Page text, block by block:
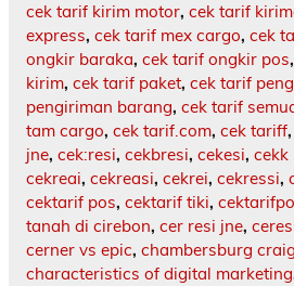
cek tarif kirim motor, cek tarif
express, cek tarif mex cargo, cek
ongkir baraka, cek tarif ongkir pos,
kirim, cek tarif paket, cek tarif
pengiriman barang, cek tarif
tam cargo, cek tarif.com, cek tariff,
jne, cek:resi, cekbresi, cekesi, cekk
cekreai, cekreasi, cekrei, cekressi,
cektarif pos, cektarif tiki,
tanah di cirebon, cer resi jne,
cerner vs epic, chambersburg
characteristics of digital marketing